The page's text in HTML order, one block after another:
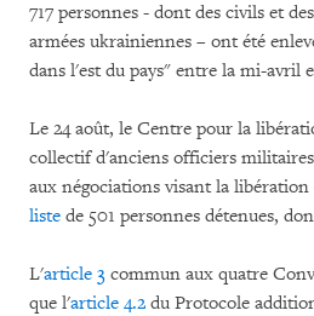
717 personnes - dont des civils et
armées ukrainiennes – ont été
dans l'est du pays" entre la mi-avril
Le 24 août, le Centre pour la
collectif d'anciens officiers
aux négociations visant la libération
liste de 501 personnes détenues,
L'article 3 commun aux quatre
que l'article 4.2 du Protocole